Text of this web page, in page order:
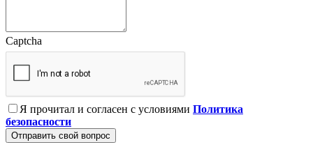
Captcha
Я прочитал и согласен с условиями Политика
безопасности
Отправить свой вопрос